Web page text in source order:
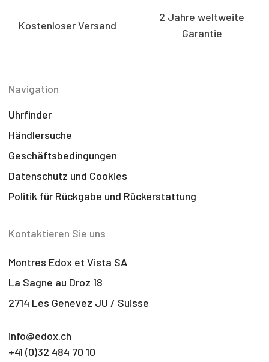
Kostenloser Versand
2 Jahre weltweite
Garantie
Navigation
Uhrfinder
Händlersuche
Geschäftsbedingungen
Datenschutz und Cookies
Politik für Rückgabe und Rückerstattung
Kontaktieren Sie uns
Montres Edox et Vista SA
La Sagne au Droz 18
2714 Les Genevez JU / Suisse
info@edox.ch
+41 (0)32 484 70 10